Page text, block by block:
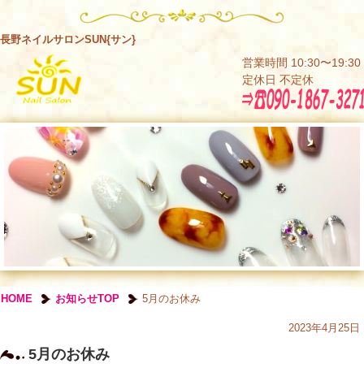
長野ネイルサロンSUN{サン}
営業時間 10:30〜19:30
定休日 不定休
HOME お知らせTOP 5月のお休み
2023年4月25日
5月のお休み